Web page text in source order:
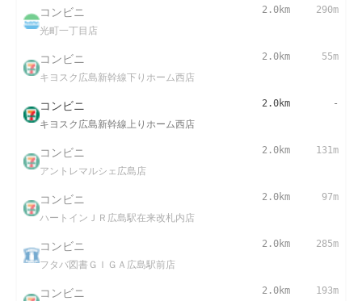
コンビニ
光町一丁目店
2.0km 290m
コンビニ
キヨスク広島新幹線下りホーム西店
2.0km 55m
コンビニ
キヨスク広島新幹線上りホーム西店
2.0km -
コンビニ
アントレマルシェ広島店
2.0km 131m
コンビニ
ハートインＪＲ広島駅在来改札内店
2.0km 97m
コンビニ
フタバ図書ＧＩＧＡ広島駅前店
2.0km 285m
コンビニ 2.0km 193m